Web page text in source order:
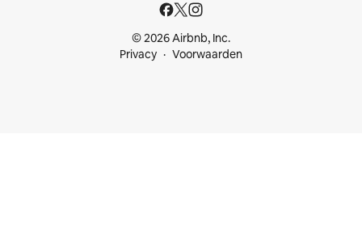
© 2026 Airbnb, Inc.
Privacy
Voorwaarden